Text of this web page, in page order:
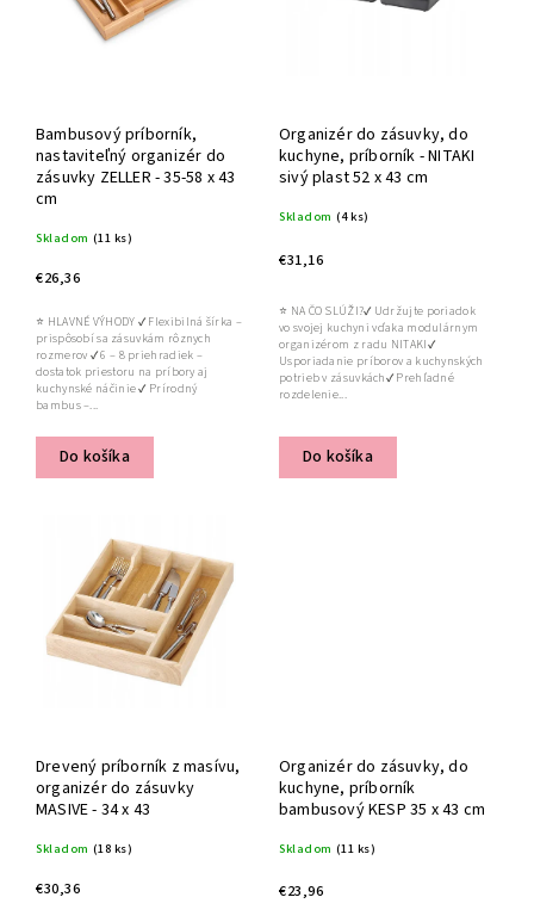
Bambusový príborník,
nastaviteľný organizér do
zásuvky ZELLER - 35-58 x 43
cm
Skladom (11 ks)
€26,36
Do košíka
⭐ HLAVNÉ VÝHODY ✔ Flexibilná šírka –
prispôsobí sa zásuvkám rôznych
rozmerov ✔ 6 – 8 priehradiek –
dostatok priestoru na príbory aj
kuchynské náčinie ✔ Prírodný
bambus –...
Organizér do zásuvky, do
kuchyne, príborník - NITAKI
sivý plast 52 x 43 cm
Skladom (4 ks)
€31,16
Do košíka
⭐ NA ČO SLÚŽI?✔ Udržujte poriadok
vo svojej kuchyni vďaka modulárnym
organizérom z radu NITAKI✔
Usporiadanie príborov a kuchynských
potrieb v zásuvkách✔ Prehľadné
rozdelenie...
Drevený príborník z masívu,
organizér do zásuvky
MASIVE - 34 x 43
Skladom (18 ks)
€30,36
Organizér do zásuvky, do
kuchyne, príborník
bambusový KESP 35 x 43 cm
Skladom (11 ks)
€23,96